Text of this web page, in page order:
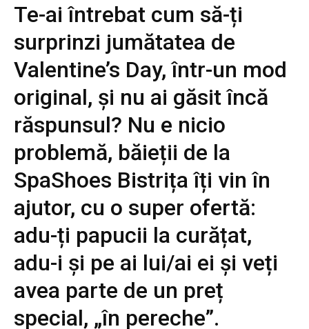
Te-ai întrebat cum să-ți
surprinzi jumătatea de
Valentine’s Day, într-un mod
original, și nu ai găsit încă
răspunsul? Nu e nicio
problemă, băieții de la
SpaShoes Bistrița îți vin în
ajutor, cu o super ofertă:
adu-ți papucii la curățat,
adu-i și pe ai lui/ai ei și veți
avea parte de un preț
special, „în pereche”.